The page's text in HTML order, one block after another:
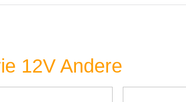
12V Andere